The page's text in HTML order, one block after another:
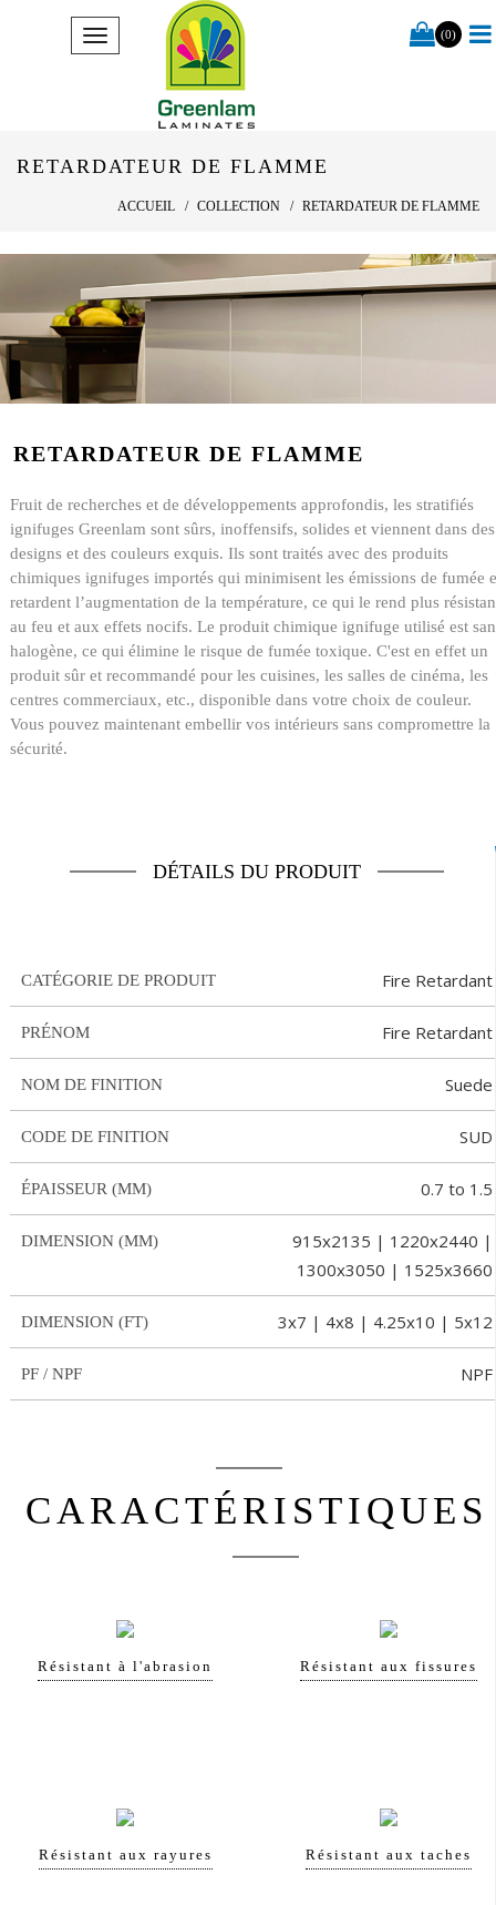
(0)
RETARDATEUR DE FLAMME
ACCUEIL COLLECTION RETARDATEUR DE FLAMME
RETARDATEUR DE FLAMME
Fruit de recherches et de développements approfondis, les stratifiés
ignifuges Greenlam sont sûrs, inoffensifs, solides et viennent dans des
designs et des couleurs exquis. Ils sont traités avec des produits
chimiques ignifuges importés qui minimisent les émissions de fumée
retardent l’augmentation de la température, ce qui le rend plus
au feu et aux effets nocifs. Le produit chimique ignifuge utilisé est
halogène, ce qui élimine le risque de fumée toxique. C'est en effet un
produit sûr et recommandé pour les cuisines, les salles de cinéma, les
centres commerciaux, etc., disponible dans votre choix de couleur.
Vous pouvez maintenant embellir vos intérieurs sans compromettre la
sécurité.
DÉTAILS DU PRODUIT
CATÉGORIE DE PRODUIT Fire Retardant
PRÉNOM Fire Retardant
NOM DE FINITION Suede
CODE DE FINITION SUD
ÉPAISSEUR (MM) 0.7 to 1.5
DIMENSION (MM)
915x2135 | 1220x2440 |
1300x3050 | 1525x3660
DIMENSION (FT) 3x7 | 4x8 | 4.25x10 | 5x12
PF / NPF NPF
CARACTÉRISTIQUES
Résistant à l'abrasion Résistant aux fissures
Résistant aux rayures Résistant aux taches